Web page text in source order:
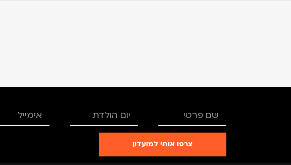
צרפו אותי למועדון